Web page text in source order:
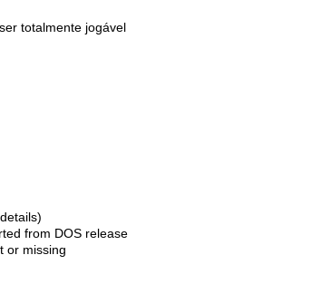
totalmente jogável
from DOS release
or missing